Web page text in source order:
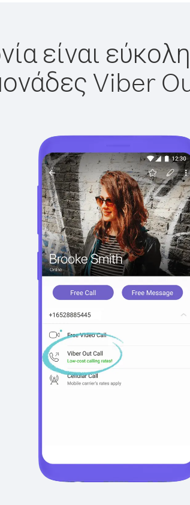
είναι
Viber